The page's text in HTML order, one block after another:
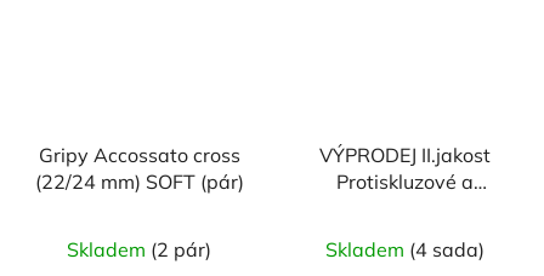
Gripy Accossato cross
(22/24 mm) SOFT (pár)
hodnocení
Skladem (2 pár)
VÝPRODEJ II.jakost
Protiskluzové a
DUCATI PANIGALE
Skladem (4 sada)